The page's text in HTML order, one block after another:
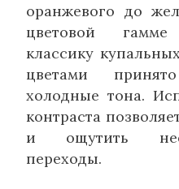
оранжевого до
цветовой
классику
цветами
холодные тона.
контраста
и ощутить
переходы.